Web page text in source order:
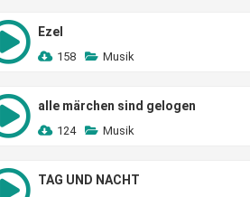
Ezel
158 Musik
alle märchen sind gelogen
124 Musik
TAG UND NACHT